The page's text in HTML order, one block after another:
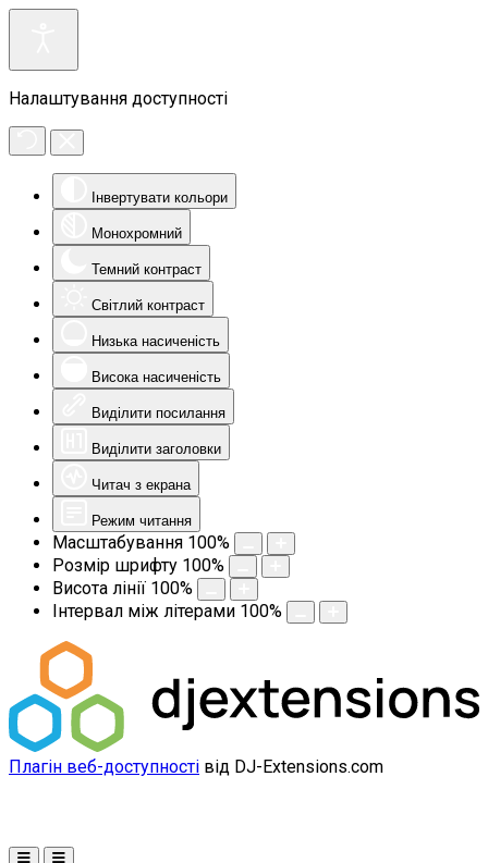
Налаштування доступності
Інвертувати кольори
Монохромний
Темний контраст
Світлий контраст
Низька насиченість
Висока насиченість
Виділити посилання
Виділити заголовки
Читач з екрана
Режим читання
Масштабування 100%
Розмір шрифту 100%
Висота лінії 100%
Інтервал між літерами 100%
Плагін веб-доступності від DJ-Extensions.com